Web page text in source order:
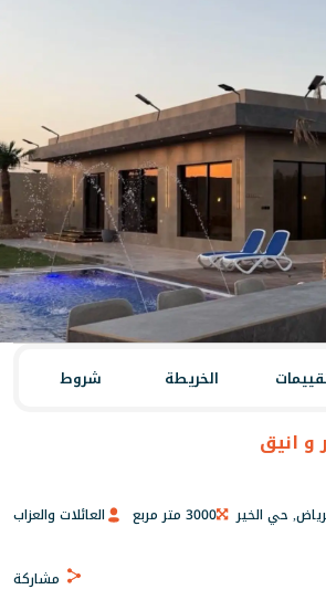
الخريطة شروط
و انيق
حي الخير 3000 متر مربع
العائلات والعزاب
مشاركة